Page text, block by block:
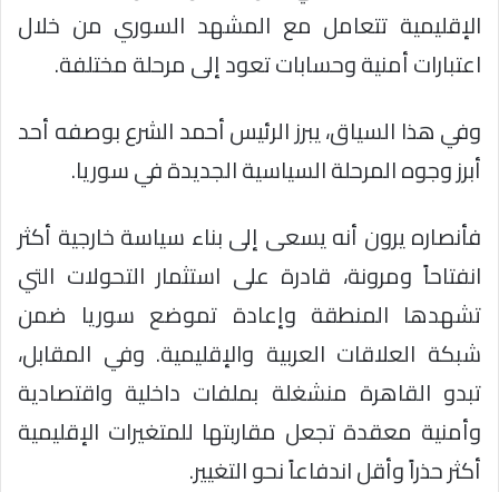
الإقليمية تتعامل مع المشهد السوري من خلال
اعتبارات أمنية وحسابات تعود إلى مرحلة مختلفة.
وفي هذا السياق، يبرز الرئيس أحمد الشرع بوصفه أحد
أبرز وجوه المرحلة السياسية الجديدة في سوريا.
فأنصاره يرون أنه يسعى إلى بناء سياسة خارجية أكثر
انفتاحاً ومرونة، قادرة على استثمار التحولات التي
تشهدها المنطقة وإعادة تموضع سوريا ضمن
شبكة العلاقات العربية والإقليمية. وفي المقابل،
تبدو القاهرة منشغلة بملفات داخلية واقتصادية
وأمنية معقدة تجعل مقاربتها للمتغيرات الإقليمية
أكثر حذراً وأقل اندفاعاً نحو التغيير.